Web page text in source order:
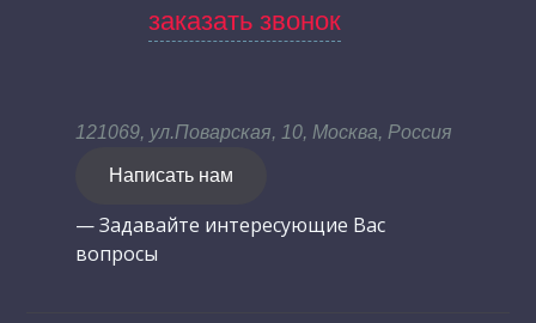
заказать звонок
121069, ул.Поварская, 10, Москва, Россия
Написать нам
— Задавайте интересующие Вас
вопросы